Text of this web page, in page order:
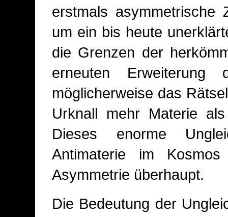
erstmals asymmetrische
um ein bis heute
die Grenzen der
erneuten Erweiterung
möglicherweise das
Urknall mehr Materie
Dieses enorme
Antimaterie im
Asymmetrie überhaupt.
Die Bedeutung der